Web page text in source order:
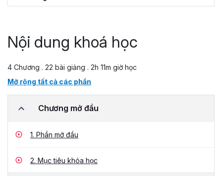
Nội dung khoá học
4 Chương . 22 bài giảng . 2h 11m giờ học
Mở rộng tất cả các phần
Chương mở đầu
1. Phần mở đầu
2. Mục tiêu khóa học